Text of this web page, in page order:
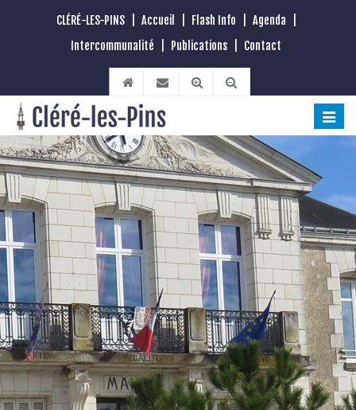
CLÉRÉ-LES-PINS Accueil Flash Info Agenda
Intercommunalité
Publications Contact
Toggle